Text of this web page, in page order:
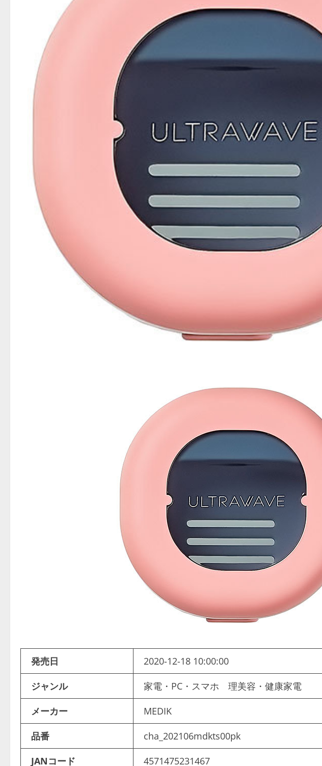
発売日 2020-12-18 10:00:00
ジャンル 家電・PC・スマホ 理美容・健康家電
メーカー MEDIK
品番 cha_202106mdkts00pk
JANコード 4571475231467